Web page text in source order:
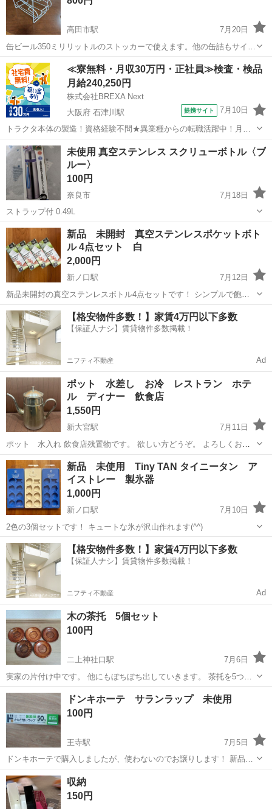
高田市駅
7月20日
缶ビール350ミリリットルのストッカーで使えます。他の缶詰もサイズ
では可能です。
奈良 大和高田市 高田市駅 家庭用品 缶詰
≪寮無料・月収30万円・正社員≫検査・検品
月給240,250円
株式会社BREXA Next
大阪府 石津川駅
提携サイト 7月10日
トラクタ本体の製造！資格経験不問★異業種からの転職活躍中！月収
例29万円以上！生活支援物資事前対応可◎即日入寮OK！寮費はずっと
無料＆備品付き1R寮完備！赴任旅費会社負担！工場まで無料送迎あり
◎《大阪府堺市》 人気の工場の...
大阪 堺市 石津川駅
未使用 真空ステンレス スクリューボトル〈ブ
ルー〉
100円
奈良市
7月18日
ストラップ付 0.49L
奈良 奈良市 家庭用品
新品 未開封 真空ステンレスポケットボト
ル 4点セット 白
2,000円
新ノ口駅
7月12日
新品未開封の真空ステンレスボトル4点セットです！ シンプルで飽き
のこないデザイン、男女兼用でご使用いただけます♪ 服のポケットに
入る小さめボトルですので、ウォーキング時等にお持ちいただいても
お荷物にならないと思います！ お子...
奈良 橿原市 新ノ口駅 家庭用品
【格安物件多数！】家賃4万円以下多数
【保証人ナシ】賃貸物件多数掲載！
ニフティ不動産 Ad
ポット 水差し お冷 レストラン ホテ
ル ディナー 飲食店
1,550円
新大宮駅
7月11日
ポット 水入れ 飲食店残置物です。 欲しい方どうぞ。 よろしくお願
いします。
奈良 奈良市 新大宮駅 家庭用品 お冷
新品 未使用 Tiny TAN タイニータン ア
イストレー 製氷器
1,000円
新ノ口駅
7月10日
2色の3個セットです！ キュートな氷が沢山作れます(^^)
奈良 橿原市 新ノ口駅 家庭用品
【格安物件多数！】家賃4万円以下多数
【保証人ナシ】賃貸物件多数掲載！
ニフティ不動産 Ad
木の茶托 5個セット
100円
二上神社口駅
7月6日
実家の片付け中です。 他にもぼちぼち出していきます。 茶托を5つ重
ねると、高さ約7cmになります。 厚みのある茶托です。 受け渡し場所
ローソン葛城新在家店 日時は平日は夕方、 土日祝は応相談です。
奈良 葛城市 二上神社口駅 家庭用品
ドンキホーテ サランラップ 未使用
100円
王寺駅
7月5日
ドンキホーテで購入しましたが、使わないのでお譲りします！ 新品未
使用です。 他の投稿の物と同時にご購入していただくと、こちらのサ
ランラップは無料でお渡しします
奈良 北葛城郡
収納
150円